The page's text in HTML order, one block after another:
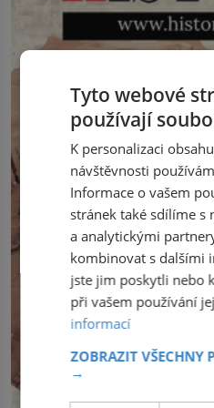
dopravit ze
na […]
Tyto webové
používají
K personalizaci
návštěvnosti
Informace o vašem
stránek také sdílíme s
a analytickými
kombinovat s dalšími
jste jim poskytli nebo
při vašem používání
informací
ZOBRAZIT VŠECHNY
→